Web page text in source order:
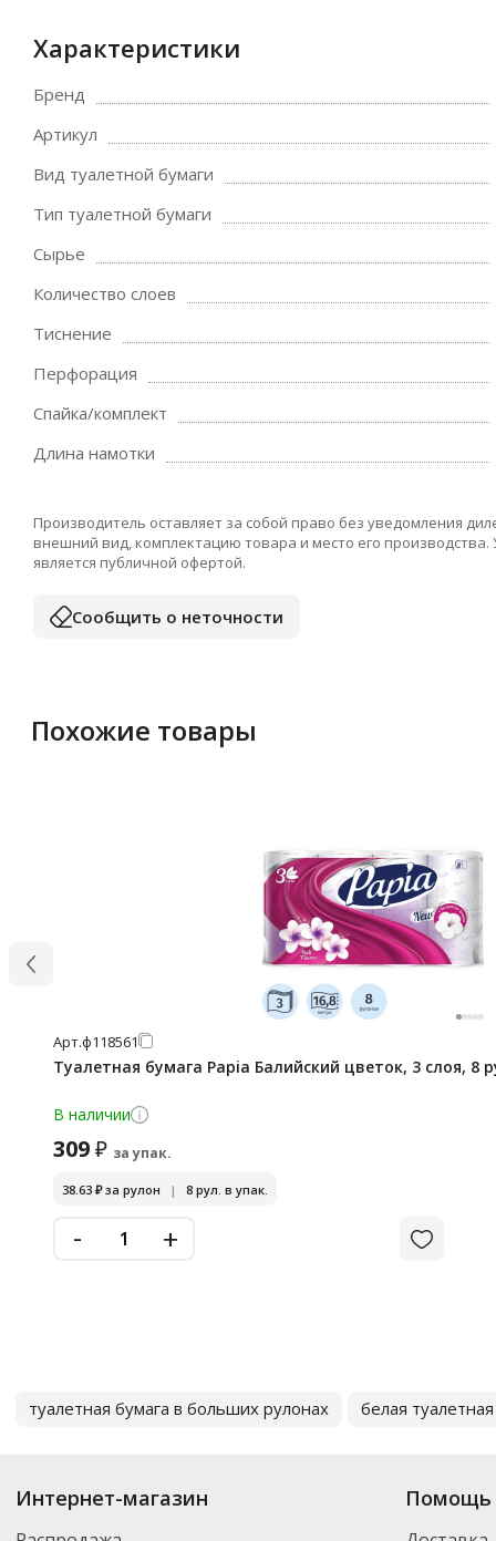
Характеристики
Бренд
Артикул
Вид туалетной бумаги
Тип туалетной бумаги
Сырье
Количество слоев
Тиснение
Перфорация
Спайка/комплект
Длина намотки
Производитель оставляет за собой право без уведомления
внешний вид, комплектацию товара и место его
является публичной офертой.
Сообщить о неточности
Похожие товары
Арт.ф118561
Туалетная бумага Papia Балийский цветок, 3 слоя, 8
В наличии
309₽ за упак.
38.63 ₽за рулон | 8 рул. в упак.
- +
туалетная бумага в больших рулонах белая
Интернет-магазин Помощь